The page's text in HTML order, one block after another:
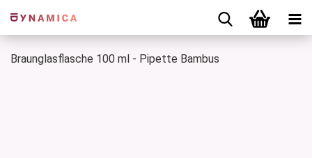
Braunglasflasche 100 ml - Pipette Bambus